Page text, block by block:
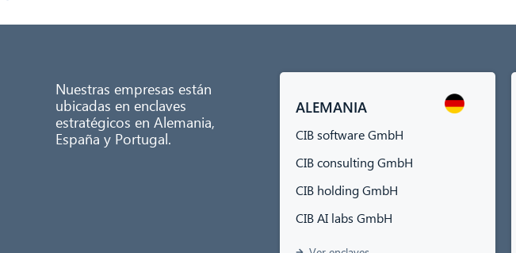
Nuestras empresas están
ubicadas en enclaves
estratégicos en Alemania,
España y Portugal.
ALEMANIA
CIB software GmbH
CIB consulting GmbH
CIB holding GmbH
CIB AI labs GmbH